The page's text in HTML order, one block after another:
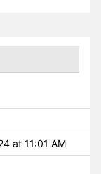
at 11:01 AM